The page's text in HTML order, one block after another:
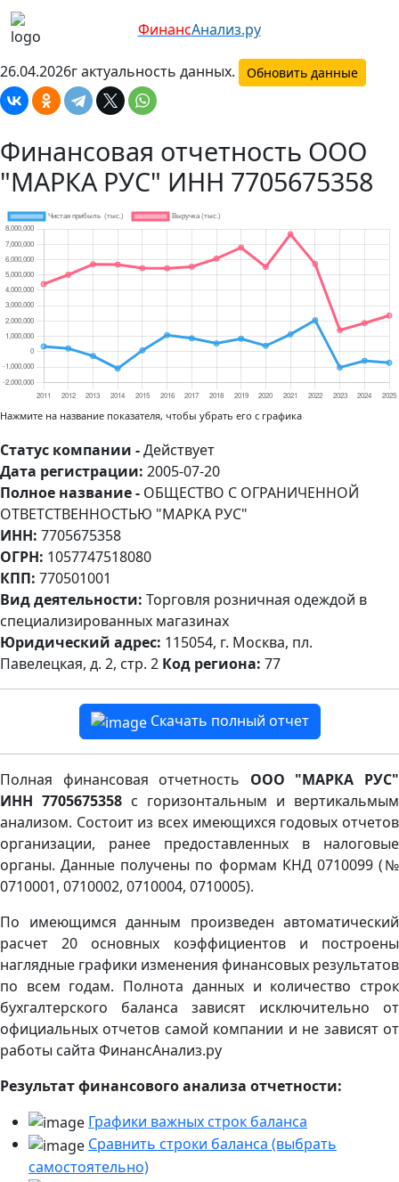
ФинансАнализ.ру
26.04.2026г актуальность данных. Обновить данные
Финансовая отчетность ООО
"МАРКА РУС" ИНН 7705675358
Нажмите на название показателя, чтобы убрать его с графика
Статус компании -Действует
Дата регистрации: 2005-07-20
Полное название - ОБЩЕСТВО С ОГРАНИЧЕННОЙ
ОТВЕТСТВЕННОСТЬЮ "МАРКА РУС"
ИНН: 7705675358
ОГРН: 1057747518080
КПП: 770501001
Вид деятельности: Торговля розничная одеждой в
специализированных магазинах
Юридический адрес: 115054, г. Москва, пл.
Павелецкая, д. 2, стр. 2 Код региона: 77
Скачать полный отчет
Полная финансовая отчетность ООО "МАРКА РУС"
ИНН 7705675358 с горизонтальным и вертикальмым
анализом. Состоит из всех имеющихся годовых отчетов
организации, ранее предоставленных в налоговые
органы. Данные получены по формам КНД 0710099 (№
0710001, 0710002, 0710004, 0710005).
По имеющимся данным произведен автоматический
расчет 20 основных коэффициентов и построены
наглядные графики изменения финансовых результатов
по всем годам. Полнота данных и количество строк
бухгалтерского баланса зависят исключительно от
официальных отчетов самой компании и не зависят от
работы сайта ФинансАнализ.ру
Результат финансового анализа отчетности:
Графики важных строк баланса
Сравнить строки баланса (выбрать
самостоятельно)